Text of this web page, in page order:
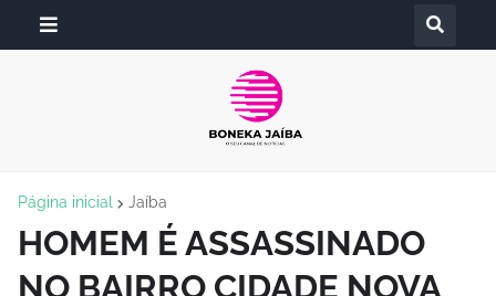
Página inicial Jaíba
HOMEM É ASSASSINADO
NO BAIRRO CIDADE NOVA